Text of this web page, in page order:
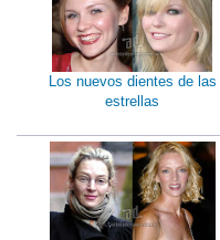
Los nuevos dientes de las
estrellas